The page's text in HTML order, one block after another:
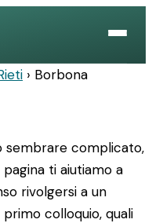
› Borbona
sembrare complicato,
ti aiutiamo a
rivolgersi a un
colloquio, quali